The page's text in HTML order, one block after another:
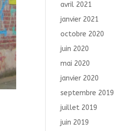
avril 2021
janvier 2021
octobre 2020
juin 2020
mai 2020
janvier 2020
septembre 2019
juillet 2019
juin 2019